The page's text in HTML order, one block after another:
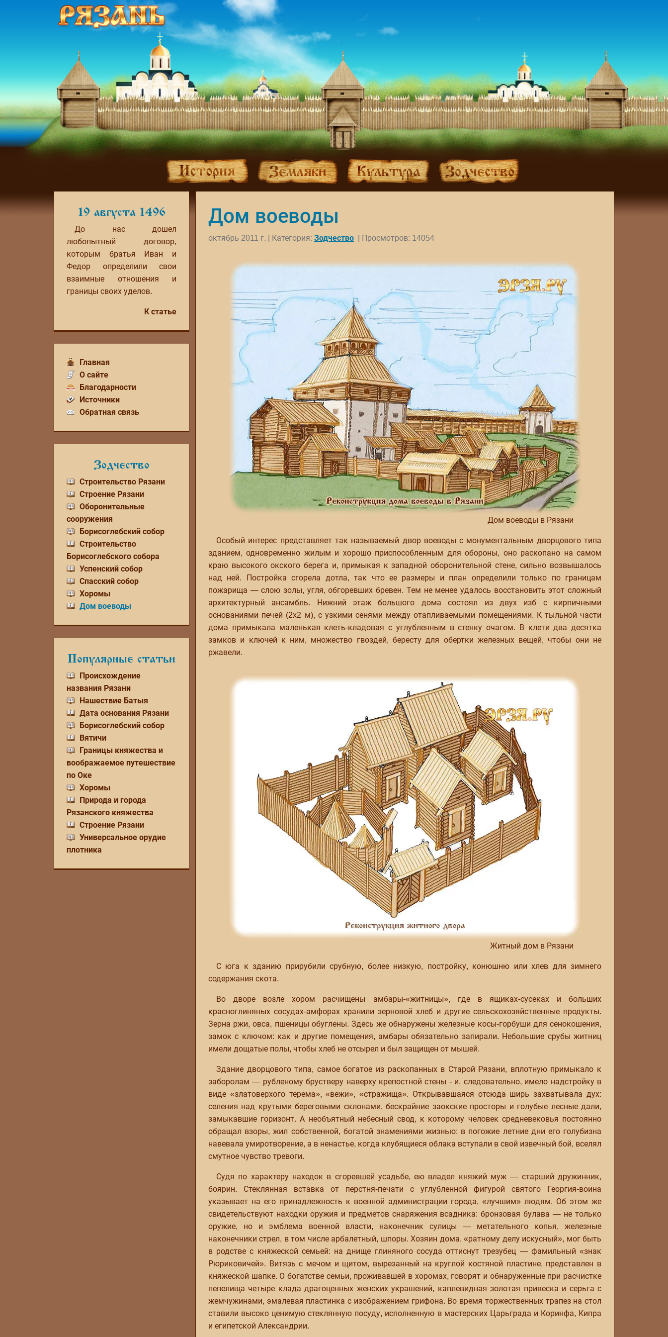
19 августа 1496
До нас дошел
любопытный договор,
которым братья Иван и
Федор определили свои
взаимные отношения и
границы своих уделов.
К статье
Главная
О сайте
Благодарности
Источники
Обратная связь
Зодчество
Строительство Рязани
Строение Рязани
Оборонительные
сооружения
Борисоглебский собор
Строительство
Борисоглебского собора
Успенский собор
Спасский собор
Хоромы
Дом воеводы
Популярные статьи
Происхождение
названия Рязани
Нашествие Батыя
Дата основания Рязани
Борисоглебский собор
Вятичи
Границы княжества и
воображаемое путешествие
по Оке
Хоромы
Природа и города
Рязанского княжества
Строение Рязани
Универсальное орудие
плотника
Дом воеводы
октябрь 2011 г. | Категория: Зодчество | Просмотров: 14054
Дом воеводы в Рязани
Особый интерес представляет так называемый двор воеводы с монументальным дворцового типа
зданием, одновременно жилым и хорошо приспособленным для обороны, оно раскопано на самом
краю высокого окского берега и, примыкая к западной оборонительной стене, сильно возвышалось
над ней. Постройка сгорела дотла, так что ее размеры и план определили только по границам
пожарища — слою золы, угля, обгоревших бревен. Тем не менее удалось восстановить этот сложный
архитектурный ансамбль. Нижний этаж большого дома состоял из двух изб с кирпичными
основаниями печей (2x2 м), с узкими сенями между отапливаемыми помещениями. К тыльной части
дома примыкала маленькая клеть-кладовая с углубленным в стенку очагом. В клети два десятка
замков и ключей к ним, множество гвоздей, бересту для обертки железных вещей, чтобы они не
ржавели.
Житный дом в Рязани
С юга к зданию прирубили срубную, более низкую, постройку, конюшню или хлев для зимнего
содержания скота.
Во дворе возле хором расчищены амбары-«житницы», где в ящиках-сусеках и больших
красноглиняных сосудах-амфорах хранили зерновой хлеб и другие сельскохозяйственные продукты.
Зерна ржи, овса, пшеницы обуглены. Здесь же обнаружены железные косы-горбуши для сенокошения,
замок с ключом: как и другие помещения, амбары обязательно запирали. Небольшие срубы житниц
имели дощатые полы, чтобы хлеб не отсырел и был защищен от мышей.
Здание дворцового типа, самое богатое из раскопанных в Старой Рязани, вплотную примыкало к
заборолам — рубленому брустверу наверху крепостной стены - и, следовательно, имело надстройку в
виде «златоверхого терема», «вежи», «стражища». Открывавшаяся отсюда ширь захватывала дух:
селения над крутыми береговыми склонами, бескрайние заокские просторы и голубые лесные дали,
замыкавшие горизонт. А необъятный небесный свод, к которому человек средневековья постоянно
обращал взоры, жил собственной, богатой знамениями жизнью: в погожие летние дни его голубизна
навевала умиротворение, а в ненастье, когда клубящиеся облака вступали в свой извечный бой, вселял
смутное чувство тревоги.
Судя по характеру находок в сгоревшей усадьбе, ею владел княжий муж — старший дружинник,
боярин. Стеклянная вставка от перстня-печати с углубленной фигурой святого Георгия-воина
указывает на его принадлежность к военной администрации города, «лучшим» людям. Об этом же
свидетельствуют находки оружия и предметов снаряжения всадника: бронзовая булава — не только
оружие, но и эмблема военной власти, наконечник сулицы — метательного копья, железные
наконечники стрел, в том числе арбалетный, шпоры. Хозяин дома, «ратному делу искусный», мог быть
в родстве с княжеской семьей: на днище глиняного сосуда оттиснут трезубец — фамильный «знак
Рюриковичей». Витязь с мечом и щитом, вырезанный на круглой костяной пластине, представлен в
княжеской шапке. О богатстве семьи, проживавшей в хоромах, говорят и обнаруженные при расчистке
пепелища четыре клада драгоценных женских украшений, каплевидная золотая привеска и серьга с
жемчужинами, эмалевая пластинка с изображением грифона. Во время торжественных трапез на стол
ставили высоко ценимую стеклянную посуду, исполненную в мастерских Царьграда и Коринфа, Кипра
и египетской Александрии.